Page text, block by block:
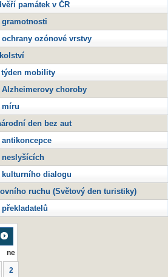
památek v ČR
gramotnosti
ozónové vrstvy
mobility
Alzheimerovy choroby
míru
den bez aut
neslyšících
kulturního dialogu
ruchu (Světový den turistiky)
ne
2